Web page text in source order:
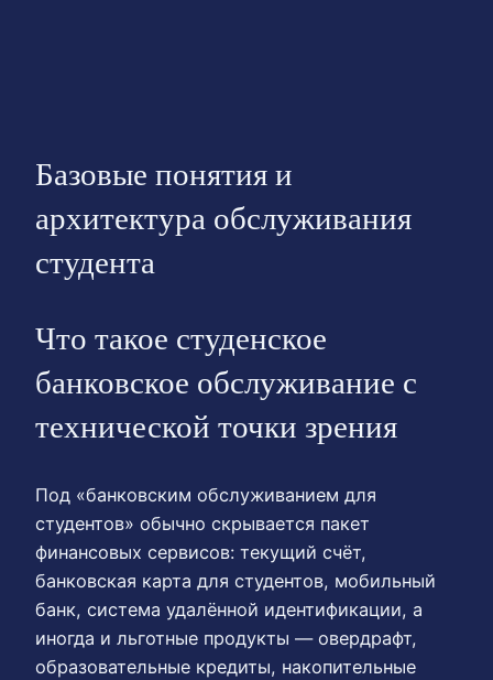
Базовые понятия и
архитектура обслуживания
студента
Что такое студенское
банковское обслуживание с
технической точки зрения
Под «банковским обслуживанием для
студентов» обычно скрывается пакет
финансовых сервисов: текущий счёт,
банковская карта для студентов, мобильный
банк, система удалённой идентификации, а
иногда и льготные продукты — овердрафт,
образовательные кредиты, накопительные